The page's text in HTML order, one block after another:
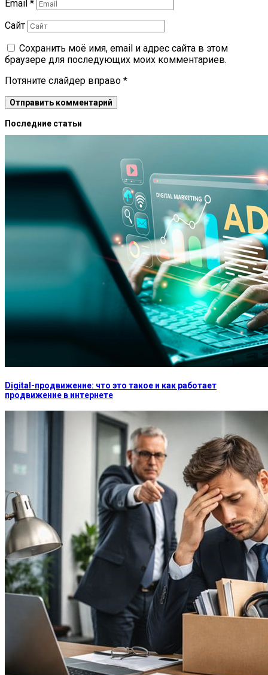
Email *
Сайт
Сохранить моё имя, email и адрес сайта в этом
браузере для последующих моих комментариев.
Потяните слайдер вправо *
Последние статьи
Digital-продвижение: что это такое и как работает
продвижение в интернете